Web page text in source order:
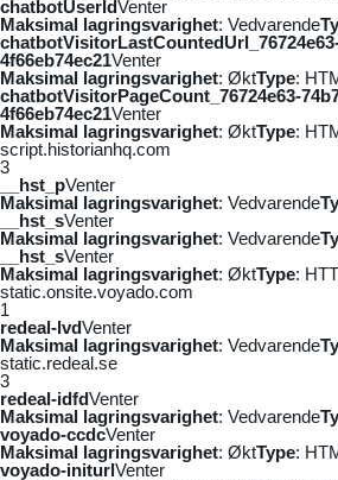
chatbotUserIdVenter
Maksimal lagringsvarighet: Vedvarende
4f66eb74ec21Venter
Maksimal lagringsvarighet: ØktType:
chatbotVisitorPageCount_76724e63-
4f66eb74ec21Venter
Maksimal lagringsvarighet: ØktType:
script.historianhq.com
3
__hst_pVenter
Maksimal lagringsvarighet: Vedvarende
__hst_sVenter
Maksimal lagringsvarighet: Vedvarende
__hst_sVenter
Maksimal lagringsvarighet: ØktType:
static.onsite.voyado.com
1
redeal-lvdVenter
Maksimal lagringsvarighet: Vedvarende
static.redeal.se
3
redeal-idfdVenter
Maksimal lagringsvarighet: Vedvarende
voyado-ccdcVenter
Maksimal lagringsvarighet: ØktType:
voyado-initurlVenter